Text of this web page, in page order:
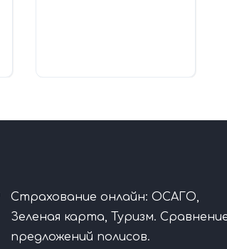
Страхование онлайн: ОСАГО,
Зеленая карта, Туризм.
предложений полисов.